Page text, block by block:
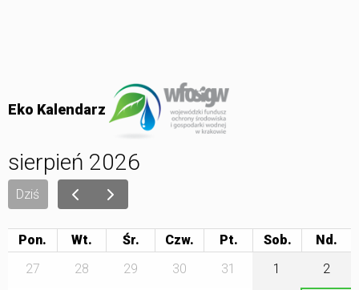
Eko Kalendarz
sierpień 2026
Dziś
Pon. Wt. Śr. Czw. Pt.
Sob.
27
28 29 30 31 1 2